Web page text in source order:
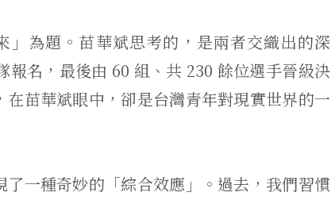
」為題。苗華斌思考的，是兩者交織出的深
報名，最後由 60 組、共 230 餘位選手晉級決
苗華斌眼中，卻是台灣青年對現實世界的一
一種奇妙的「綜合效應」。過去，我們習慣